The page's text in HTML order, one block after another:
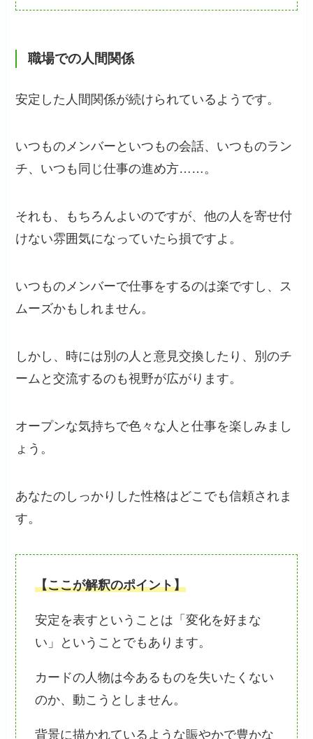
職場での人間関係
安定した人間関係が続けられているようです。
いつものメンバーといつもの会話、いつものラン
チ、いつも同じ仕事の進め方……。
それも、もちろんよいのですが、他の人を寄せ付
けない雰囲気になっていたら損ですよ。
いつものメンバーで仕事をするのは楽ですし、ス
ムーズかもしれません。
しかし、時には別の人と意見交換したり、別のチ
ームと交流するのも視野が広がります。
オープンな気持ちで色々な人と仕事を楽しみまし
ょう。
あなたのしっかりした性格はどこでも信頼されま
す。
【ここが解釈のポイント】
安定を表すということは「変化を好まな
い」ということでもあります。
カードの人物は今あるものを失いたくない
のか、動こうとしません。
背景に描かれているような賑やかで豊かな